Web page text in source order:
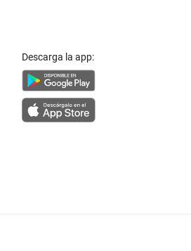
Descarga la app: